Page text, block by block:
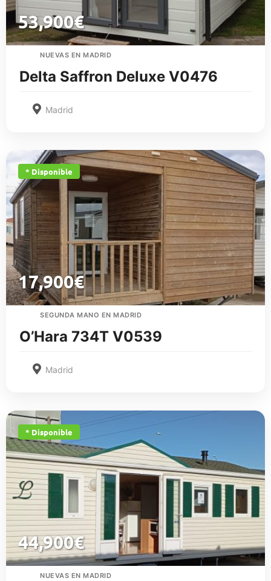
53,900€
NUEVAS EN MADRID
Delta Saffron Deluxe V0476
Madrid
* Disponible
17,900€
SEGUNDA MANO EN MADRID
O’Hara 734T V0539
Madrid
* Disponible
44,900€
NUEVAS EN MADRID